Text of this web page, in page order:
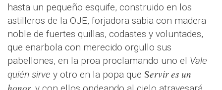
hasta un pequeño esquife, construido en los
astilleros de la OJE, forjadora sabia con madera
noble de fuertes quillas, codastes y voluntades,
que enarbola con merecido orgullo sus
pabellones, en la proa proclamando uno el Vale
quién sirve y otro en la popa que Servir es un